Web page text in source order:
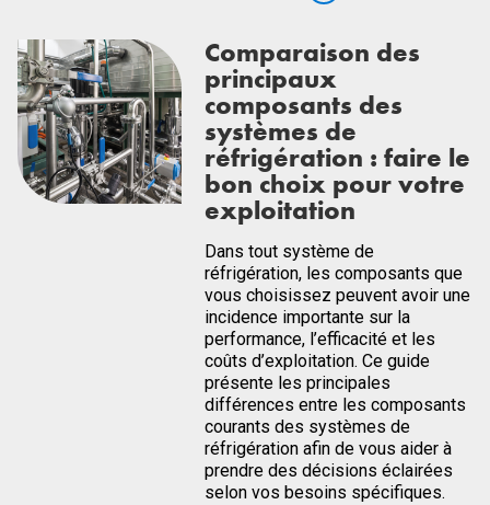
Comparaison des
principaux
composants des
systèmes de
réfrigération : faire le
bon choix pour votre
exploitation
Dans tout système de
réfrigération, les composants que
vous choisissez peuvent avoir une
incidence importante sur la
performance, l’efficacité et les
coûts d’exploitation. Ce guide
présente les principales
différences entre les composants
courants des systèmes de
réfrigération afin de vous aider à
prendre des décisions éclairées
selon vos besoins spécifiques.